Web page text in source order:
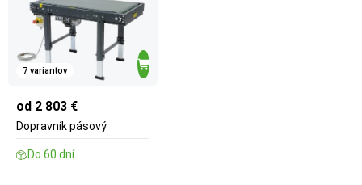
7 variantov
od 2 803 €
Dopravník pásový
Do 60 dní